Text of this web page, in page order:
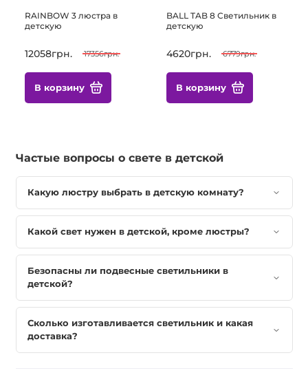
RAINBOW 3 люстра в
детскую
12058грн. 17356грн.
В корзину
BALL TAB 8 Светильник в
детскую
4620грн. 6779грн.
В корзину
Частые вопросы о свете в детской
Какую люстру выбрать в детскую комнату?
Какой свет нужен в детской, кроме люстры?
Безопасны ли подвесные светильники в
детской?
Сколько изготавливается светильник и какая
доставка?